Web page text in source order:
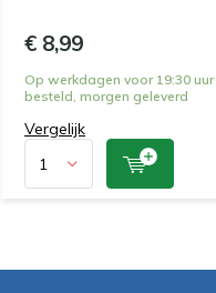
€ 8,99
Op werkdagen voor 19:30 uur
besteld, morgen geleverd
Vergelijk